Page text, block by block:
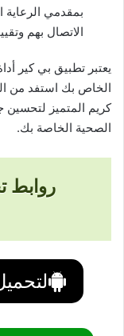
بمقدمي
الاتصال بهم
يعتبر تطبيق بي كير
الخاص بك استفد من
كريم المتميز لتحسين
الصحية الخاصة بك.